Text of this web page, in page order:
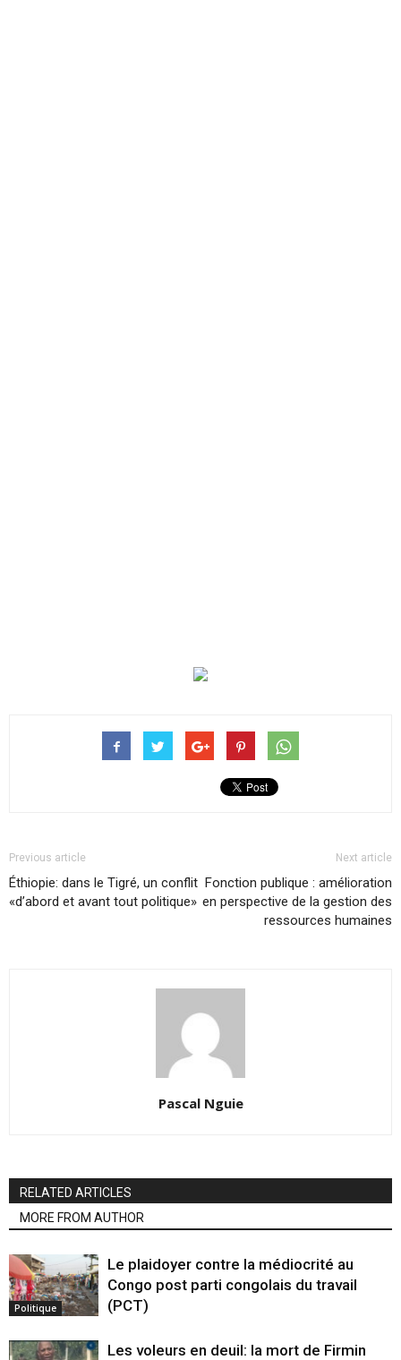
Previous article
Éthiopie: dans le Tigré, un conflit
«d’abord et avant tout politique»
Next article
Fonction publique : amélioration
en perspective de la gestion des
ressources humaines
Pascal Nguie
RELATED ARTICLES
MORE FROM AUTHOR
Politique
Le plaidoyer contre la médiocrité au
Congo post parti congolais du travail
(PCT)
Les voleurs en deuil: la mort de Firmin